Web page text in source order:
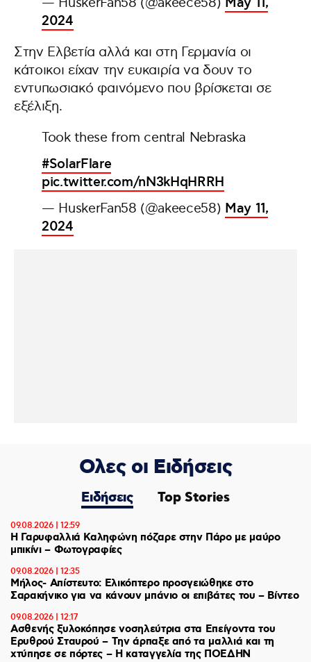
2024
Στην Ελβετία αλλά και στη Γερμανία οι
κάτοικοι είχαν την ευκαιρία να δουν το
εντυπωσιακό φαινόμενο που βρίσκεται σε
εξέλιξη.
Took these from central Nebraska
#SolarFlare
pic.twitter.com/nN3kHqHRRH
— HuskerFan58 (@akeece58) May 11,
2024
Ολες οι Ειδήσεις
Ειδήσεις Top Stories
09.08.2026 | 12:59
Η Γαρυφαλλιά Καληφώνη πόζαρε στην Πάρο με μαύρο
μπικίνι – Φωτογραφίες
09.08.2026 | 12:35
Μήλος- Απίστευτο: Ελικόπτερο προσγειώθηκε στο
Σαρακήνικο για να κάνουν μπάνιο οι επιβάτες του – Βίντεο
09.08.2026 | 12:17
Ασθενής ξυλοκόπησε νοσηλεύτρια στα Επείγοντα του
Ερυθρού Σταυρού – Tην άρπαξε από τα μαλλιά και τη
χτύπησε σε πόρτες – Η καταγγελία της ΠΟΕΔΗΝ